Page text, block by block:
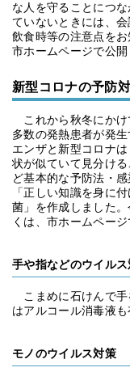
な人を守ることにつ
ていないときには、会
飲食時等の注意点を
市ホームページで公開
新型コロナの予防
これから秋冬にかけ
多数の発熱患者が発
エンザと新型コロナ
状が似ていて見分け
ど基本的な予防法・
「正しい知識を身に
菌」を作成しました
くは、市ホームページ
手や指などのウイル
こまめに石けんで手
はアルコール消毒液も
モノのウイルス対策